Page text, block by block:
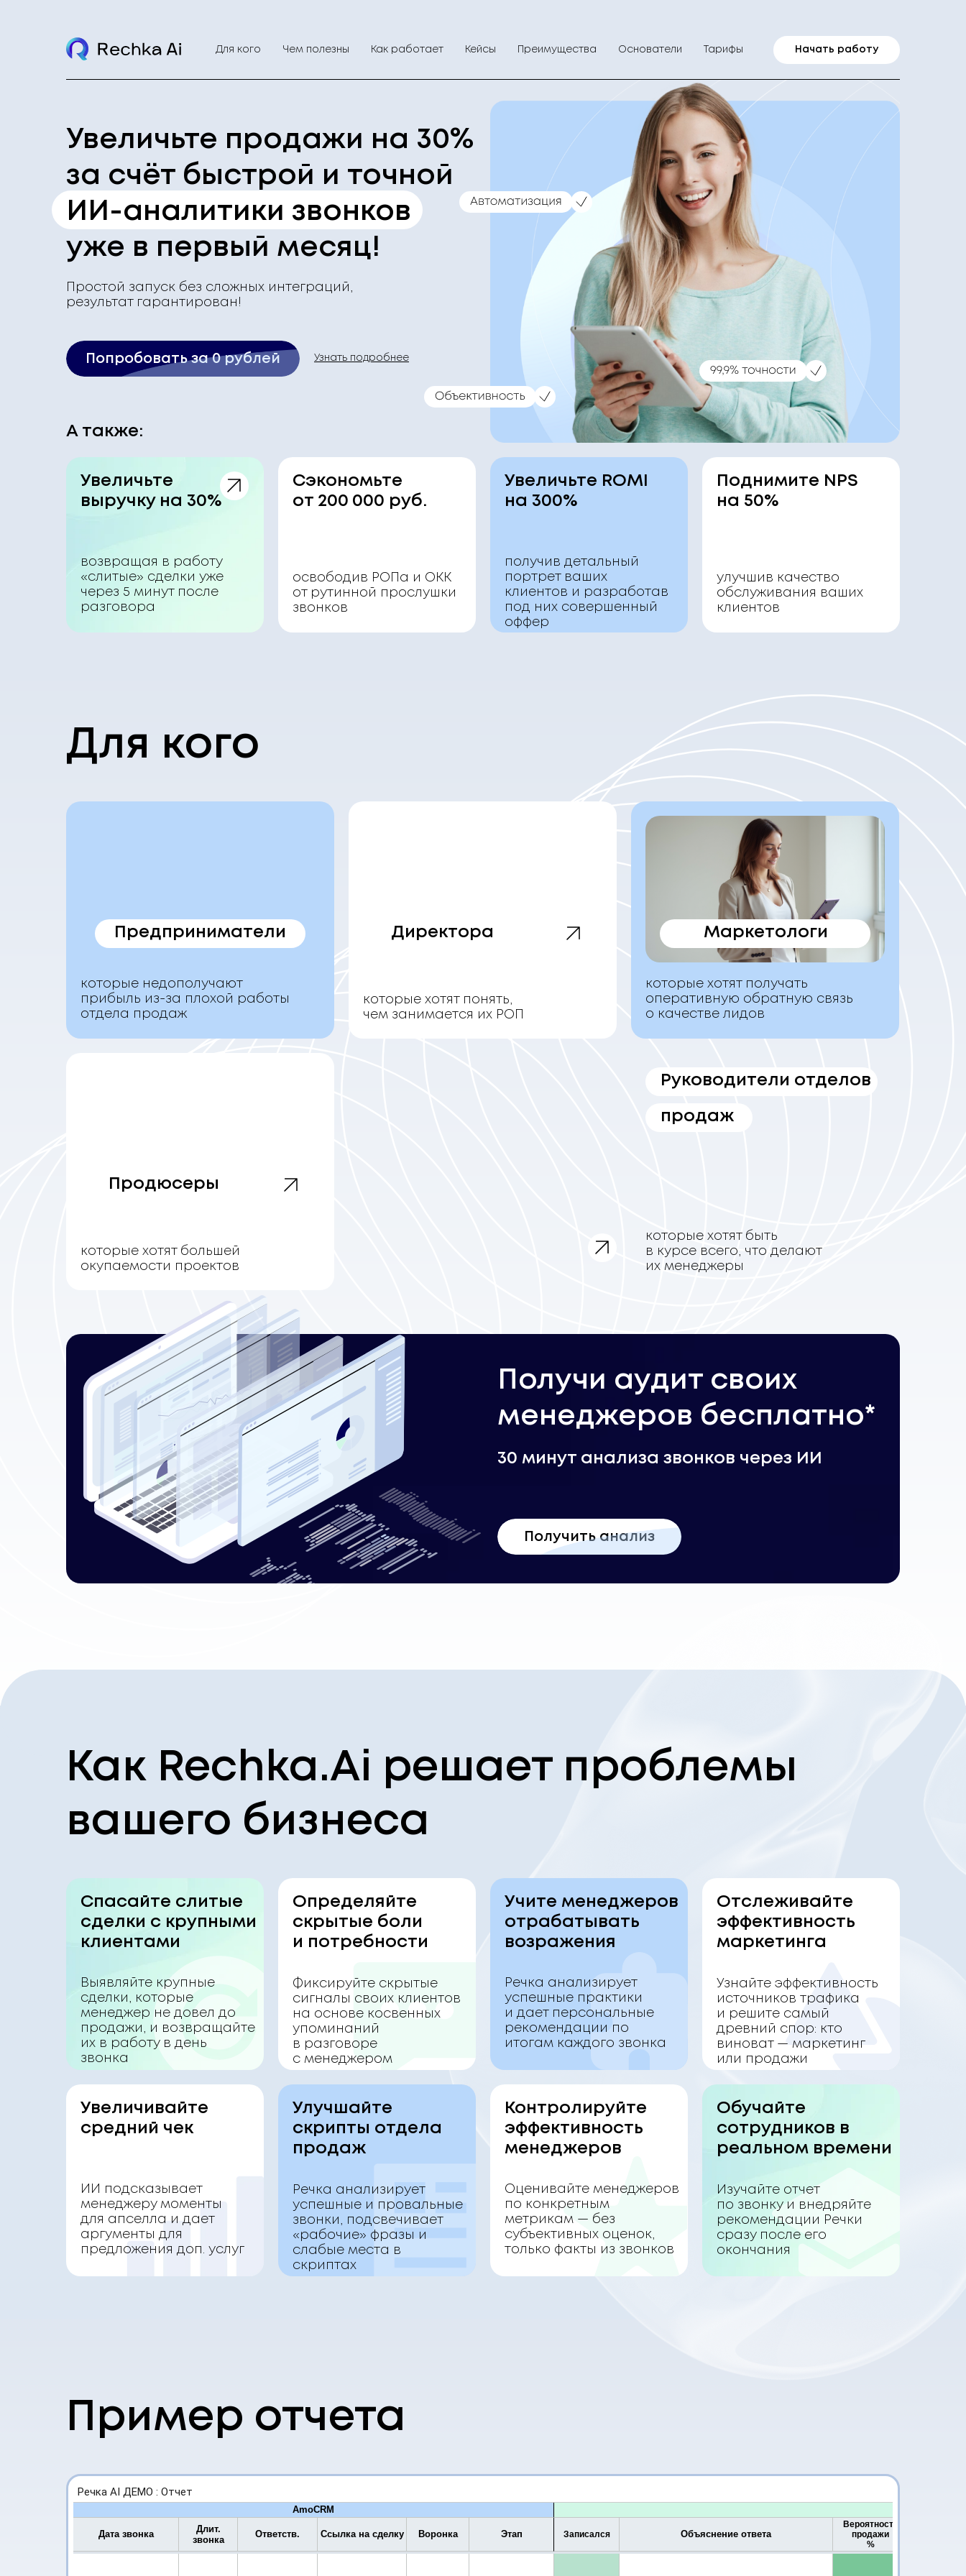
Для кого Чем полезны Как работает Кейсы Преимущества Основатели Тарифы Начать работу
Увеличьте продажи на 30%
за счёт быстрой и точной
ИИ-аналитики звонков
уже в первый месяц!
Попробовать за 0 рублей Узнать подробнее
Увеличьте
выручку на 30%
возвращая в работу
«слитые» сделки уже
через 5 минут после
разговора
А также:
Сэкономьте
от 200 000 руб.
освободив РОПа и ОКК
от рутинной прослушки
звонков
Увеличьте ROMI
на 300%
получив детальный
портрет ваших
клиентов и разработав
под них совершенный
оффер
Простой запуск без сложных интеграций,
результат гарантирован!
Поднимите NPS
на 50%
улучшив качество
обслуживания ваших
клиентов
Для кого
Предприниматели
которые недополучают
прибыль из-за плохой работы
отдела продаж
Директора
которые хотят понять,
чем занимается их РОП
Маркетологи
которые хотят получать
оперативную обратную связь
о качестве лидов
Продюсеры
которые хотят большей
окупаемости проектов
Руководители отделов
продаж
которые хотят быть
в курсе всего, что делают
их менеджеры
Получить анализ
30 минут анализа звонков через ИИ
Получи аудит своих
менеджеров бесплатно*
Как Rechka.Ai решает проблемы
вашего бизнеса
Спасайте слитые
сделки с крупными
клиентами
Выявляйте крупные
сделки, которые
менеджер не довел до
продажи, и возвращайте
их в работу в день
звонка
Определяйте
скрытые боли
и потребности
Фиксируйте скрытые
сигналы своих клиентов
на основе косвенных
упоминаний
в разговоре
с менеджером
Учите менеджеров
отрабатывать
возражения
Речка анализирует
успешные практики
и дает персональные
рекомендации по
итогам каждого звонка
Отслеживайте
эффективность
маркетинга
Узнайте эффективность
источников трафика
и решите самый
древний спор: кто
виноват — маркетинг
или продажи
Увеличивайте
средний чек
ИИ подсказывает
менеджеру моменты
для апселла и дает
аргументы для
предложения доп. услуг
Улучшайте
скрипты отдела
продаж
Речка анализирует
успешные и провальные
звонки, подсвечивает
«рабочие» фразы и
слабые места в
скриптах
Контролируйте
эффективность
менеджеров
Оценивайте менеджеров
по конкретным
метрикам — без
субъективных оценок,
только факты из звонков
Обучайте
сотрудников в
реальном времени
Изучайте отчет
по звонку и внедряйте
рекомендации Речки
сразу после его
окончания
Пример отчета